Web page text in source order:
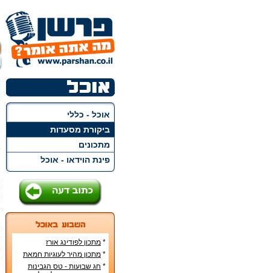
אוכל - כללי
ביקורת מסעדות
מתכונים
פינת הוידאו - אוכל
* מתכון לפודינג אורז
* מתכון מהיר לעוגיות חמאת
בוטנים
* חג שבועות - טס הגבינות